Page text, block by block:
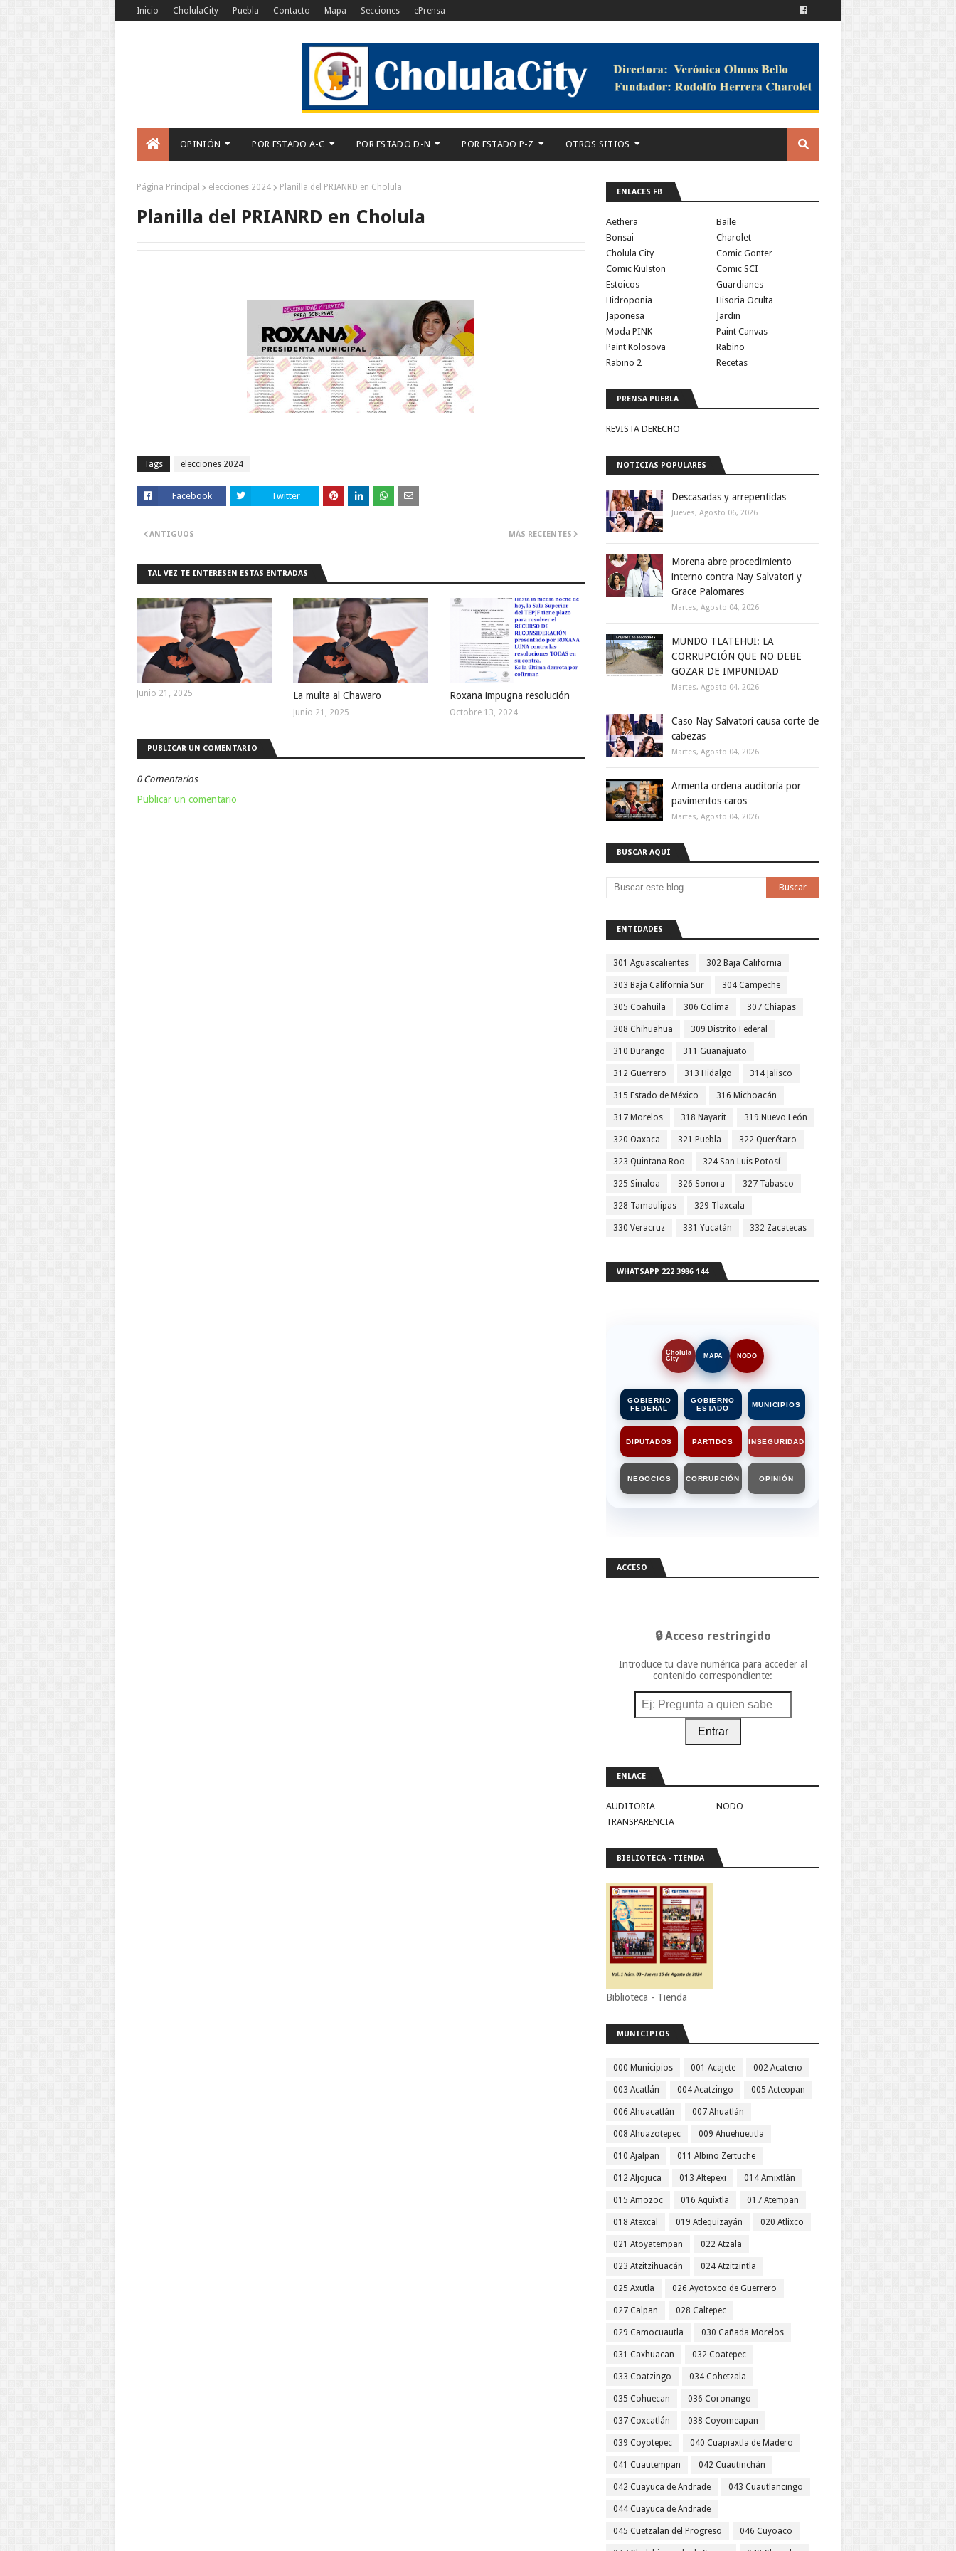
Inicio CholulaCity Puebla Contacto Mapa Secciones ePrensa
OPINIÓN POR ESTADO A-C POR ESTADO D-N POR ESTADO P-Z OTROS SITIOS
Página Principal elecciones 2024 Planilla del PRIANRD en Cholula
Planilla del PRIANRD en Cholula
Tags elecciones 2024
Facebook Twitter
MÁS RECIENTES
ANTIGUOS
TAL VEZ TE INTERESEN ESTAS ENTRADAS
Junio 21, 2025 La multa al Chawaro
Junio 21, 2025
Roxana impugna resolución
Octobre 13, 2024
PUBLICAR UN COMENTARIO
0 Comentarios
Publicar un comentario
ENLACES FB
Aethera
Baile
Bonsai
Charolet
Cholula City
Comic Gonter
Comic Kiulston
Comic SCI
Estoicos
Guardianes
Hidroponia
Hisoria Oculta
Japonesa
Jardin
Moda PINK
Paint Canvas
Paint Kolosova
Rabino
Rabino 2
Recetas
PRENSA PUEBLA
REVISTA DERECHO
NOTICIAS POPULARES
Descasadas y arrepentidas
Jueves, Agosto 06, 2026
Morena abre procedimiento
interno contra Nay Salvatori y
Grace Palomares
Martes, Agosto 04, 2026
MUNDO TLATEHUI: LA
CORRUPCIÓN QUE NO DEBE
GOZAR DE IMPUNIDAD
Martes, Agosto 04, 2026
Caso Nay Salvatori causa corte de
cabezas
Martes, Agosto 04, 2026
Armenta ordena auditoría por
pavimentos caros
Martes, Agosto 04, 2026
BUSCAR AQUÍ
ENTIDADES
301 Aguascalientes 302 Baja California
303 Baja California Sur 304 Campeche
305 Coahuila 306 Colima 307 Chiapas
308 Chihuahua 309 Distrito Federal
310 Durango 311 Guanajuato
312 Guerrero 313 Hidalgo 314 Jalisco
315 Estado de México 316 Michoacán
317 Morelos 318 Nayarit 319 Nuevo León
320 Oaxaca 321 Puebla 322 Querétaro
323 Quintana Roo 324 San Luis Potosí
325 Sinaloa 326 Sonora 327 Tabasco
328 Tamaulipas 329 Tlaxcala
330 Veracruz 331 Yucatán 332 Zacatecas
WHATSAPP 222 3986 144
Cholula
City
MAPA NODO
GOBIERNO
FEDERAL
GOBIERNO
ESTADO
MUNICIPIOS
DIPUTADOS PARTIDOS INSEGURIDAD
NEGOCIOS CORRUPCIÓN OPINIÓN
ACCESO
🔒 Acceso restringido
Introduce tu clave numérica para acceder al
contenido correspondiente:
Entrar
ENLACE
AUDITORIA
NODO
TRANSPARENCIA
BIBLIOTECA - TIENDA
Biblioteca - Tienda
MUNICIPIOS
000 Municipios 001 Acajete 002 Acateno
003 Acatlán 004 Acatzingo 005 Acteopan
006 Ahuacatlán 007 Ahuatlán
008 Ahuazotepec 009 Ahuehuetitla
010 Ajalpan 011 Albino Zertuche
012 Aljojuca 013 Altepexi 014 Amixtlán
015 Amozoc 016 Aquixtla 017 Atempan
018 Atexcal 019 Atlequizayán 020 Atlixco
021 Atoyatempan 022 Atzala
023 Atzitzihuacán 024 Atzitzintla
025 Axutla 026 Ayotoxco de Guerrero
027 Calpan 028 Caltepec
029 Camocuautla 030 Cañada Morelos
031 Caxhuacan 032 Coatepec
033 Coatzingo 034 Cohetzala
035 Cohuecan 036 Coronango
037 Coxcatlán 038 Coyomeapan
039 Coyotepec 040 Cuapiaxtla de Madero
041 Cuautempan 042 Cuautinchán
042 Cuayuca de Andrade 043 Cuautlancingo
044 Cuayuca de Andrade
045 Cuetzalan del Progreso 046 Cuyoaco